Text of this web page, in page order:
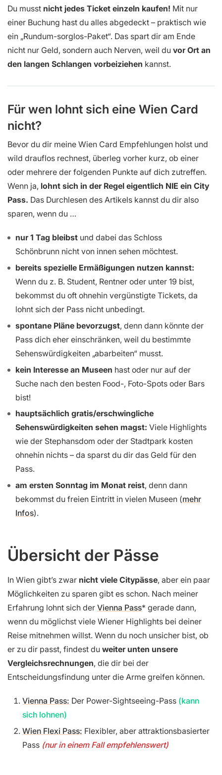
Du musst nicht jedes Ticket einzeln kaufen! Mit nur
einer Buchung hast du alles abgedeckt – praktisch wie
ein „Rundum-sorglos-Paket“. Das spart dir am Ende
nicht nur Geld, sondern auch Nerven, weil du vor Ort an
den langen Schlangen vorbeiziehen kannst.
Für wen lohnt sich eine Wien Card
nicht?
Bevor du dir meine Wien Card Empfehlungen holst und
wild drauflos rechnest, überleg vorher kurz, ob einer
oder mehrere der folgenden Punkte auf dich zutreffen.
Wenn ja, lohnt sich in der Regel eigentlich NIE ein City
Pass. Das Durchlesen des Artikels kannst du dir also
sparen, wenn du …
nur 1 Tag bleibst und dabei das Schloss
Schönbrunn nicht von innen sehen möchtest.
bereits spezielle Ermäßigungen nutzen kannst:
Wenn du z. B. Student, Rentner oder unter 19 bist,
bekommst du oft ohnehin vergünstigte Tickets, da
lohnt sich der Pass nicht unbedingt.
spontane Pläne bevorzugst, denn dann könnte der
Pass dich eher einschränken, weil du bestimmte
Sehenswürdigkeiten „abarbeiten“ musst.
kein Interesse an Museen hast oder nur auf der
Suche nach den besten Food-, Foto-Spots oder Bars
bist!
hauptsächlich gratis/erschwingliche
Sehenswürdigkeiten sehen magst: Viele Highlights
wie der Stephansdom oder der Stadtpark kosten
ohnehin nichts – da sparst du dir das Geld für den
Pass.
am ersten Sonntag im Monat reist, denn dann
bekommst du freien Eintritt in vielen Museen (mehr
Infos).
Übersicht der Pässe
In Wien gibt’s zwar nicht viele Citypässe, aber ein paar
Möglichkeiten zu sparen gibt es schon. Nach meiner
Erfahrung lohnt sich der Vienna Pass gerade dann,
wenn du möglichst viele Wiener Highlights bei deiner
Reise mitnehmen willst. Wenn du noch unsicher bist, ob
er zu dir passt, findest du weiter unten unsere
Vergleichsrechnungen, die dir bei der
Entscheidungsfindung unter die Arme greifen können.
Vienna Pass: Der Power-Sightseeing-Pass (kann
sich lohnen)
Wien Flexi Pass: Flexibler, aber attraktionsbasierter
Pass (nur in einem Fall empfehlenswert)